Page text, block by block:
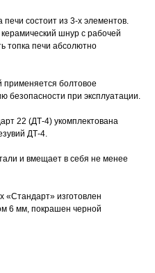
состоит из 3-х элементов.
шнур с рабочей
топка печи абсолютно
болтовое
безопасности при эксплуатации.
22 (ДТ-4) укомплектована
ДТ-4.
и вмещает в себя не менее
«Стандарт» изготовлен
6 мм, покрашен черной